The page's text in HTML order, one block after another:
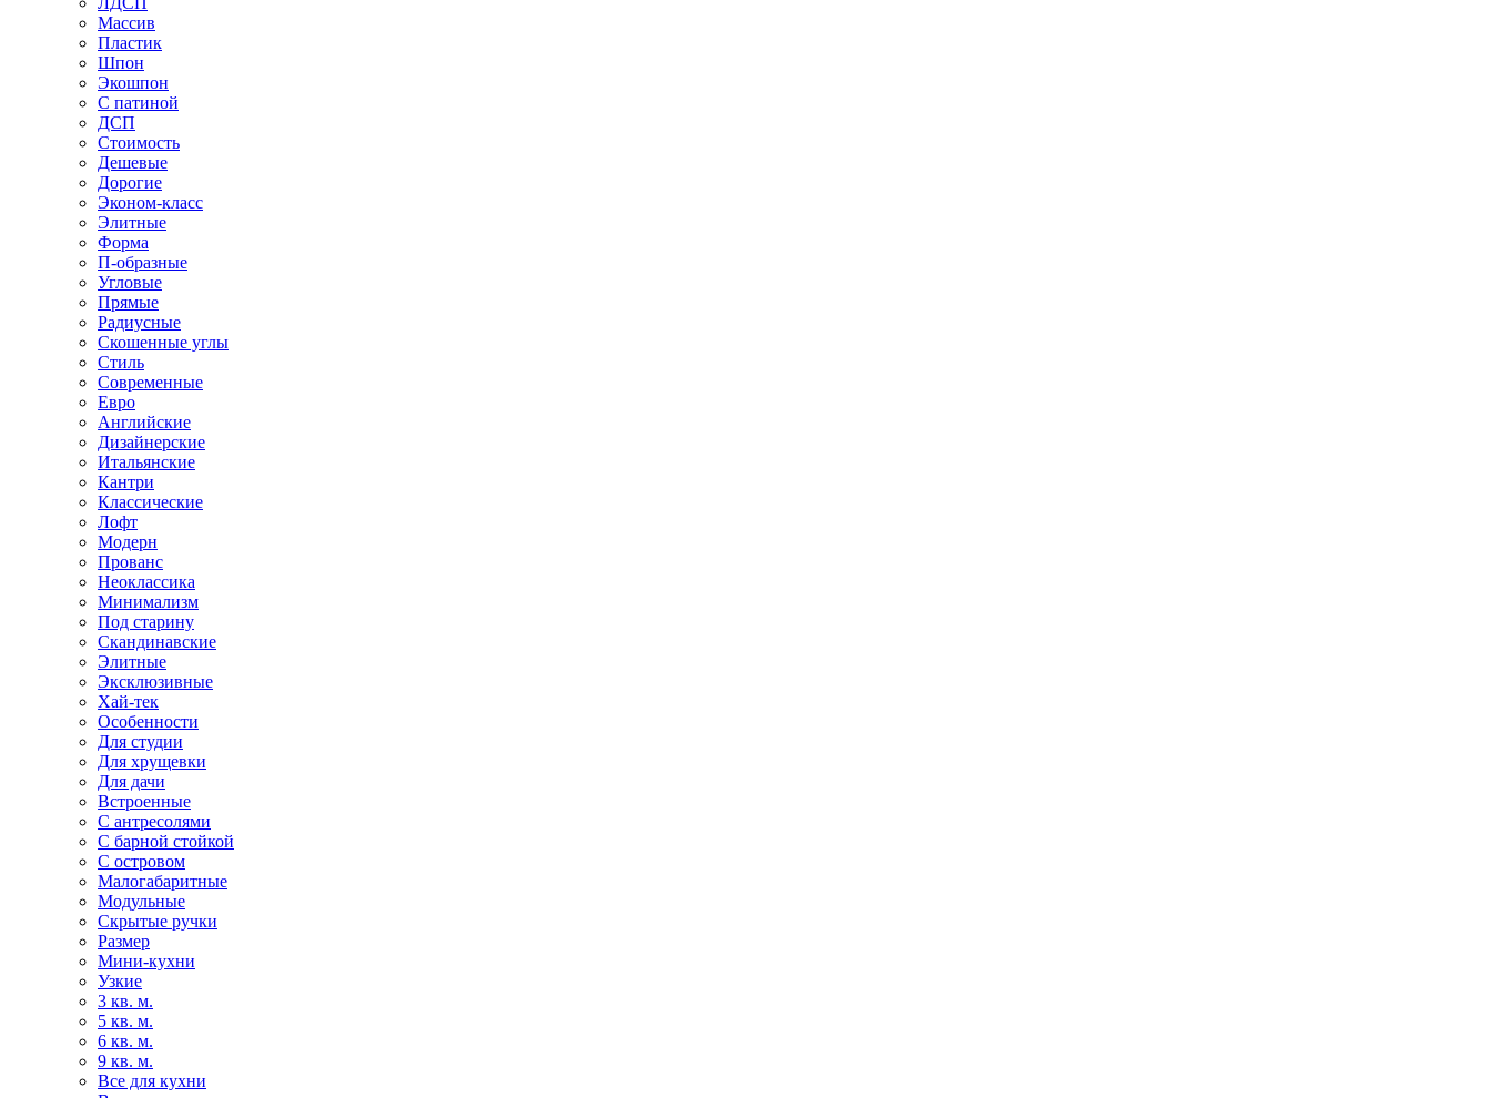
Массив
Пластик
Шпон
Экошпон
С патиной
ДСП
Стоимость
Дешевые
Дорогие
Эконом-класс
Элитные
Форма
П-образные
Угловые
Прямые
Радиусные
Скошенные углы
Стиль
Современные
Евро
Английские
Дизайнерские
Итальянские
Кантри
Классические
Лофт
Модерн
Прованс
Неоклассика
Минимализм
Под старину
Скандинавские
Элитные
Эксклюзивные
Хай-тек
Особенности
Для студии
Для хрущевки
Для дачи
Встроенные
С антресолями
С барной стойкой
С островом
Малогабаритные
Модульные
Скрытые ручки
Размер
Мини-кухни
Узкие
3 кв. м.
5 кв. м.
6 кв. м.
9 кв. м.
Все для кухни